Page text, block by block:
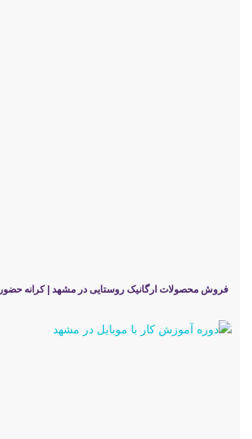
فروش محصولات ارگانیک روستایی در مشهد | کرانه حضور